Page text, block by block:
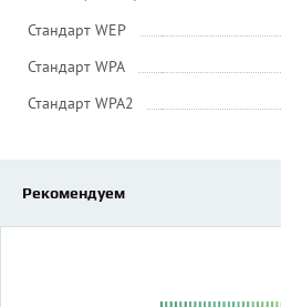
Стандарт WEP
Стандарт WPA
Стандарт WPA2
Рекомендуем